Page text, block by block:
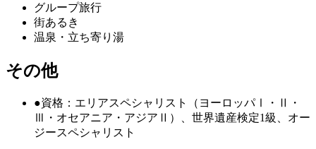
グループ旅行
街あるき
温泉・立ち寄り湯
その他
●資格：エリアスペシャリスト（ヨーロッパⅠ・Ⅱ・
Ⅲ・オセアニア・アジアⅡ）、世界遺産検定1級、オー
ジースペシャリスト